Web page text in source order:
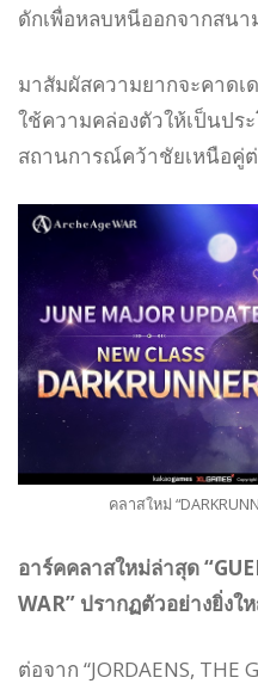
ดักเพื่อหลบหนีออกจากสน
มาสัมผัสความยากจะคาดเด
ใช้ความคล่องตัวให้เป็นป
สถานการณ์คว้าชัยเหนือคู่
คลาสใหม่
อาร์คคลาสใหม่ล่าสุด
WAR” ปรากฏตัวอย่างยิ่งใ
ต่อจาก “JORDAENS, THE